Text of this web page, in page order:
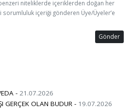
niteliklerde içeriklerden doğan her
içeriği gönderen Üye/Üyeler’e
Gönder
- 21.07.2026
GERÇEK OLAN BUDUR - 19.07.2026